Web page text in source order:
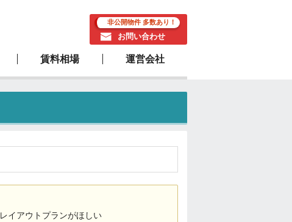
非公開物件 多数あり！
お問い合わせ
駅近物件
賃料相場 運営会社
レイアウトプランがほしい